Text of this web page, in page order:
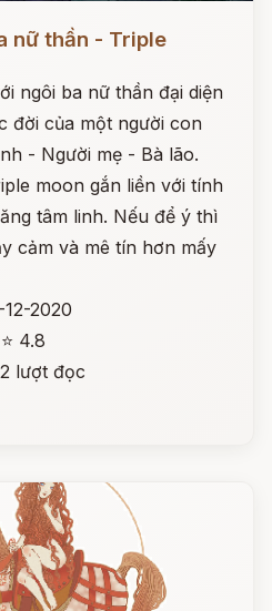
nữ thần - Triple
ngôi ba nữ thần đại diện
đời của một người con
- Người mẹ - Bà lão.
moon gắn liền với tính
tâm linh. Nếu để ý thì
cảm và mê tín hơn mấy
2020
⭐ 4.8
lượt đọc